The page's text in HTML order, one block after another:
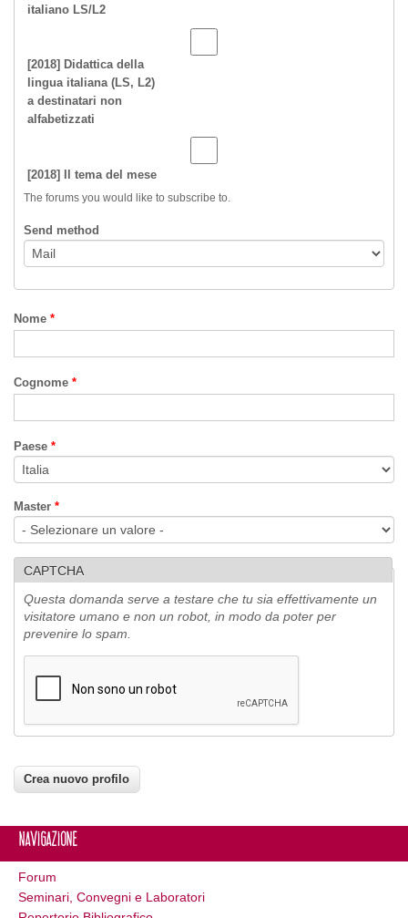
italiano LS/L2
[2018] Didattica della
lingua italiana (LS, L2)
a destinatari non
alfabetizzati
[2018] Il tema del mese
The forums you would like to subscribe to.
Send method
Nome *
Cognome *
Paese *
Master *
CAPTCHA
Questa domanda serve a testare che tu sia effettivamente un
visitatore umano e non un robot, in modo da poter per
prevenire lo spam.
Navigazione
Forum
Seminari, Convegni e Laboratori